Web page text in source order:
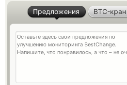
Предложения BTC-кран